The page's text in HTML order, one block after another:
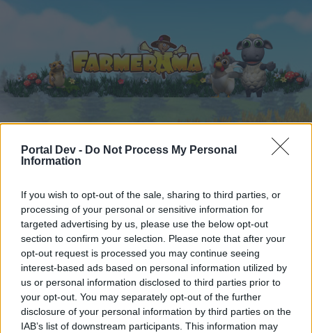
Portal Dev - Do Not Process My Personal
Information
If you wish to opt-out of the sale, sharing to third parties, or
processing of your personal or sensitive information for
targeted advertising by us, please use the below opt-out
section to confirm your selection. Please note that after your
opt-out request is processed you may continue seeing
interest-based ads based on personal information utilized by
us or personal information disclosed to third parties prior to
your opt-out. You may separately opt-out of the further
disclosure of your personal information by third parties on the
IAB’s list of downstream participants. This information may
Was wir gerne essen (5)
Mitglieder, denen der Beitrag #2860
gefällt
Liebe(r) Forum-Leser/in,
wenn Du in diesem Forum aktiv an den
Gesprächen teilnehmen oder eigene Themen
Startseite Foren Kalender